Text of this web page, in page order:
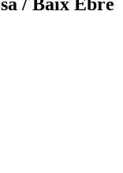
/ Baix Ebre